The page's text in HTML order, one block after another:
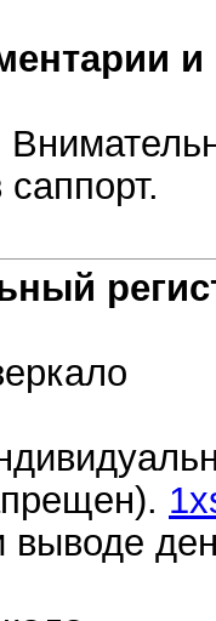
выводе